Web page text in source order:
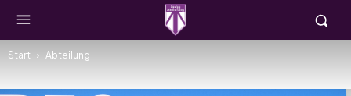
Start Abteilung